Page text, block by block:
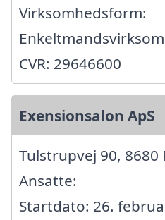
Virksomhedsform:
CVR: 29646600
Exensionsalon ApS
Tulstrupvej 90, 8680
Ansatte:
Startdato: 26.